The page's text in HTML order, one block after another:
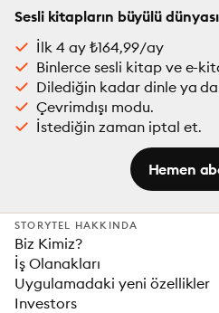
Sesli kitapların büyülü
İlk 4 ay ₺164,99/ay
Binlerce sesli kitap ve e-
Dilediğin kadar dinle ya
Çevrimdışı modu.
İstediğin zaman iptal et.
Hemen
STORYTEL HAKKINDA
Biz Kimiz?
İş Olanakları
Uygulamadaki yeni özellikler
Investors